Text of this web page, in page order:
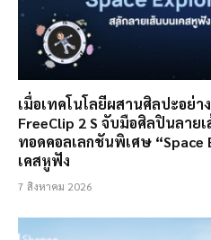
เมื่อเทคโนโลยีผสานศิลปะอย่าง
FreeClip 2 S จับมือศิลปินลาย
ทอดคอลเลกชันพิเศษ “Space
เคสหูฟัง
7 สิงหาคม 2026